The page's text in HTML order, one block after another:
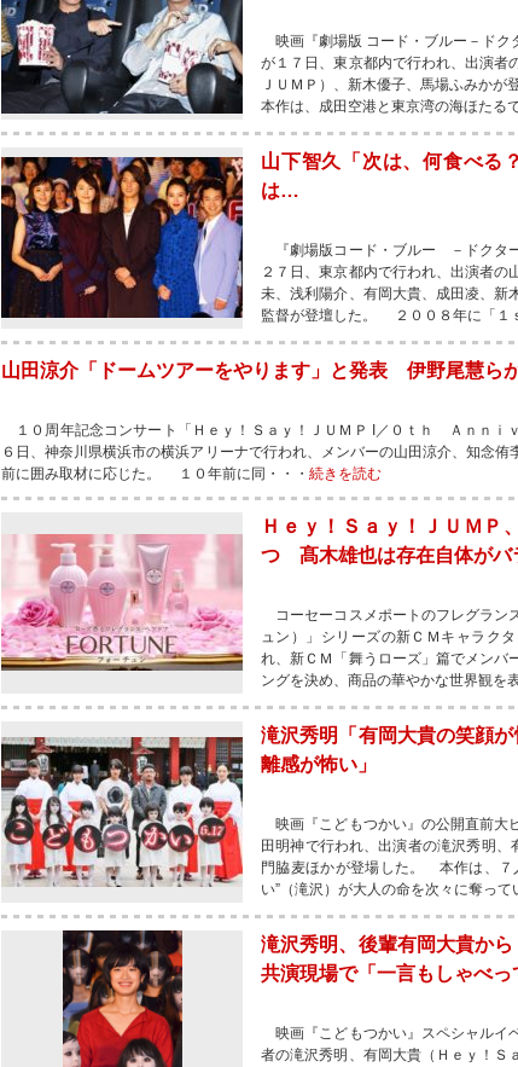
映画『劇場版 コード・ブルー－ドク
が１７日、東京都内で行われ、出演者
ＪＵＭＰ）、新木優子、馬場ふみか
本作は、成田空港と東京湾の海ほたる
山下智久「次は、何食べ
は…
『劇場版コード・ブルー －ドクタ
２７日、東京都内で行われ、出演者
未、浅利陽介、有岡大貴、成田凌、新
監督が登壇した。 ２００８年に「１
山田涼介「ドームツアーをやります」と発表 伊野尾慧ら
１０周年記念コンサート「Ｈｅｙ！Ｓａｙ！ＪＵＭＰ I／０ｔｈ Ａｎｎｉ
６日、神奈川県横浜市の横浜アリーナで行われ、メンバーの山田涼介、知念
前に囲み取材に応じた。 １０年前に同・・・ 続きを読む
Ｈｅｙ！Ｓａｙ！ＪＵＭＰ
つ 髙木雄也は存在自体がバ
コーセーコスメポートのフレグラン
ュン）」シリーズの新ＣＭキャラク
れ、新ＣＭ「舞うローズ」篇でメンバ
ングを決め、商品の華やかな世界観を
滝沢秀明「有岡大貴の笑顔
離感が怖い」
映画『こどもつかい』の公開直前大
田明神で行われ、出演者の滝沢秀明、
門脇麦ほかが登場した。 本作は、７
い”（滝沢）が大人の命を次々に奪って
滝沢秀明、後輩有岡大貴か
共演現場で「一言もしゃべっ
映画『こどもつかい』スペシャルイ
者の滝沢秀明、有岡大貴（Ｈｅｙ！Ｓ